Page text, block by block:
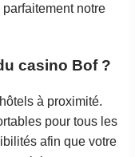
notre
casino Bof ?
à proximité.
pour tous les
afin que votre